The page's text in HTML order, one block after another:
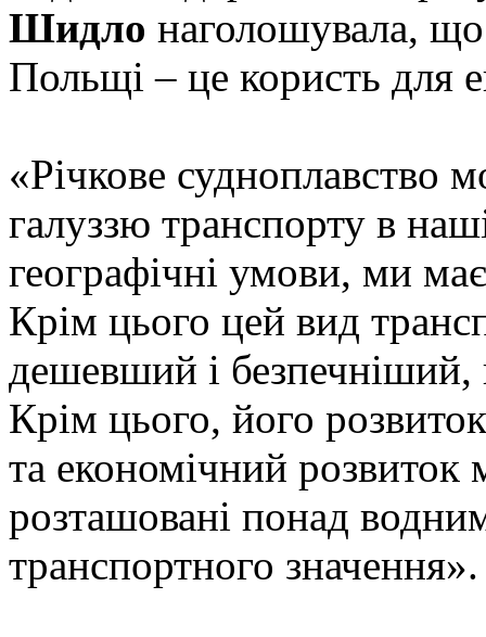
Шидло наголошувала,
Польщі – це користь для
«Річкове судноплавство
галуззю транспорту в
географічні умови, ми
Крім цього цей вид
дешевший і
Крім цього, його
та економічний розвиток
розташовані понад
транспортного значення».